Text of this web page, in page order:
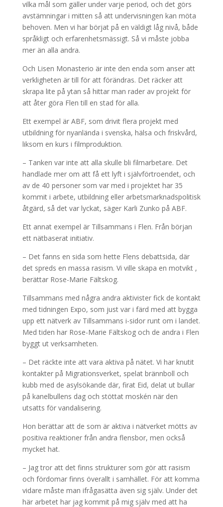
vilka mål som gäller under varje period, och det görs
avstämningar i mitten så att undervisningen kan möta
behoven. Men vi har börjat på en väldigt låg nivå, både
språkligt och erfarenhetsmässigt. Så vi måste jobba
mer än alla andra.
Och Lisen Monasterio är inte den enda som anser att
verkligheten är till för att förändras. Det räcker att
skrapa lite på ytan så hittar man rader av projekt för
att åter göra Flen till en stad för alla.
Ett exempel är ABF, som drivit flera projekt med
utbildning för nyanlända i svenska, hälsa och friskvård,
liksom en kurs i filmproduktion.
– Tanken var inte att alla skulle bli filmarbetare. Det
handlade mer om att få ett lyft i självförtroendet, och
av de 40 personer som var med i projektet har 35
kommit i arbete, utbildning eller arbetsmarknadspolitisk
åtgärd, så det var lyckat, säger Karli Zunko på ABF.
Ett annat exempel är Tillsammans i Flen. Från början
ett nätbaserat initiativ.
– Det fanns en sida som hette Flens debattsida, där
det spreds en massa rasism. Vi ville skapa en motvikt ,
berättar Rose-Marie Fältskog.
Tillsammans med några andra aktivister fick de kontakt
med tidningen Expo, som just var i färd med att bygga
upp ett nätverk av Tillsammans i-sidor runt om i landet.
Med tiden har Rose-Marie Fältskog och de andra i Flen
byggt ut verksamheten.
– Det räckte inte att vara aktiva på nätet. Vi har knutit
kontakter på Migrationsverket, spelat brännboll och
kubb med de asylsökande där, firat Eid, delat ut bullar
på kanelbullens dag och stöttat moskén när den
utsatts för vandalisering.
Hon berättar att de som är aktiva i nätverket mötts av
positiva reaktioner från andra flensbor, men också
mycket hat.
– Jag tror att det finns strukturer som gör att rasism
och fördomar finns överallt i samhället. För att komma
vidare måste man ifrågasätta även sig själv. Under det
här arbetet har jag kommit på mig själv med att ha